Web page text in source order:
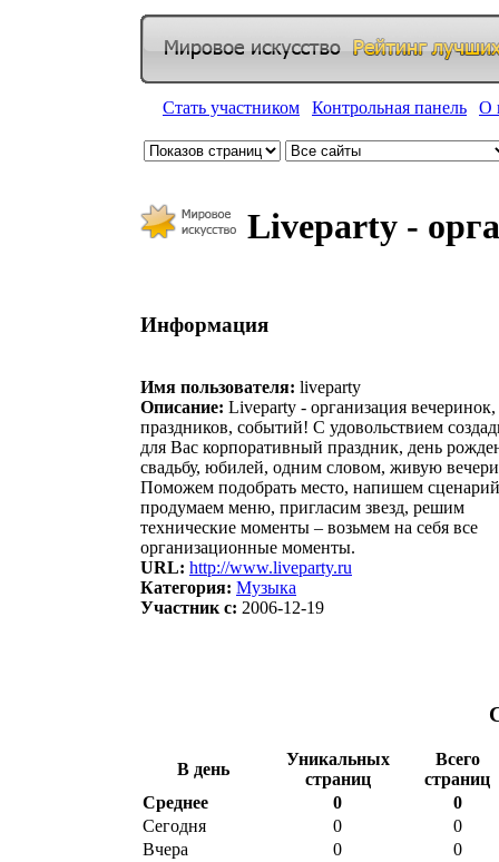
Стать участником Контрольная панель О
Liveparty -
Информация
Имя пользователя: liveparty
Описание: Liveparty - организация вечеринок,
праздников, событий! С удовольствием
для Вас корпоративный праздник, день
свадьбу, юбилей, одним словом, живую
Поможем подобрать место, напишем
продумаем меню, пригласим звезд, решим
технические моменты – возьмем на себя все
организационные моменты.
URL: http://www.liveparty.ru
Категория: Музыка
Участник с: 2006-12-19
В день
Уникальных
страниц
Всего
страниц
Среднее
0
0
Сегодня
0
0
Вчера
0
0